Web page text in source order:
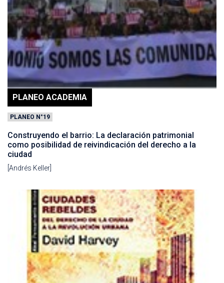
PLANEO ACADEMIA
PLANEO N°19
Construyendo el barrio: La declaración patrimonial
como posibilidad de reivindicación del derecho a la
ciudad
[Andrés Keller]